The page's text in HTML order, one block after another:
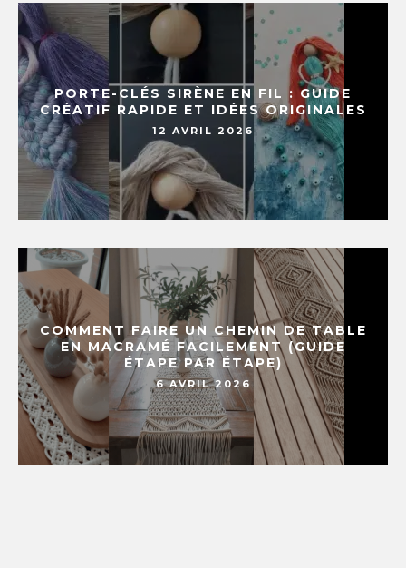
PORTE-CLÉS SIRÈNE EN FIL : GUIDE
CRÉATIF RAPIDE ET IDÉES ORIGINALES
12 AVRIL 2026
COMMENT FAIRE UN CHEMIN DE TABLE
EN MACRAMÉ FACILEMENT (GUIDE
ÉTAPE PAR ÉTAPE)
6 AVRIL 2026